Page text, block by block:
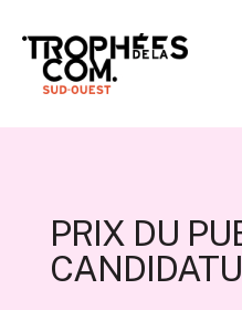
PRIX DU